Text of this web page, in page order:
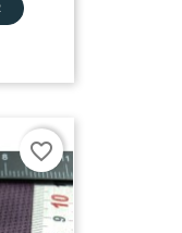
favorite_border